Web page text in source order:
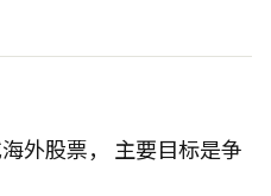
外股票， 主要目标是争